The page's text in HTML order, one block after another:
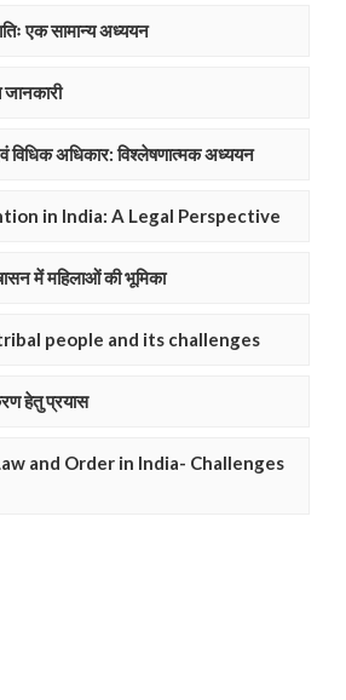
एक सामान्य अध्ययन
जानकारी
विधिक अधिकार: विश्लेषणात्मक अध्ययन
in India: A Legal Perspective
में महिलाओं की भूमिका
people and its challenges
हेतु प्रयास
and Order in India- Challenges